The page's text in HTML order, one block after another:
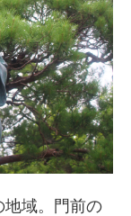
地域。門前の